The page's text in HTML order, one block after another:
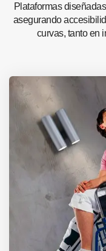
Plataformas
asegurando
curvas, tanto en